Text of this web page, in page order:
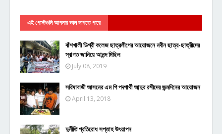
এই পোস্টগুলি আপনার ভাল লাগতে পারে
বাঁশখালী ডিগ্রী কলেজ ছাত্রলীগের আয়োজনে নবীন ছাত্র-ছাত্রীদের
স্বাগত জানিয়ে আনন্দ মিছিল
July 08, 2019
সরিষাবাডী আসনের এম পি পদপার্থী আব্দুর রশীদের জন্মদিনের আয়োজন
April 13, 2018
দুর্নীতি প্রতিরোধ সপ্তাহ উৎয়াপন